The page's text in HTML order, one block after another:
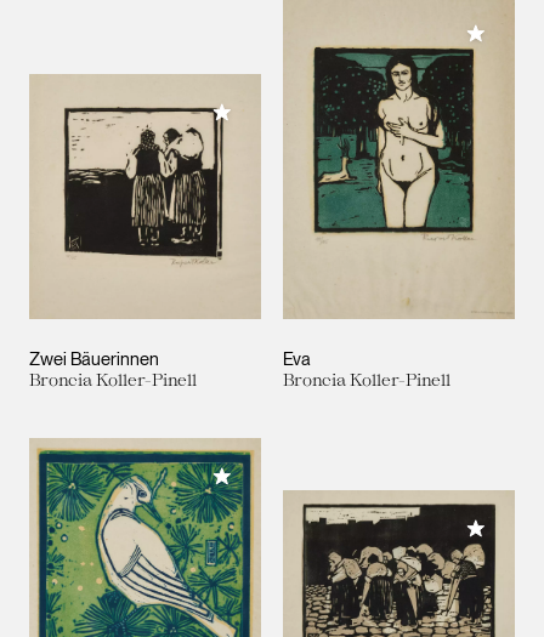
Zwei Bäuerinnen
Broncia Koller-Pinell
Meiner Sammlung hinzufügen
Eva
Broncia Koller-Pinell
Meiner
Meiner Sammlung hinzufügen
Meiner